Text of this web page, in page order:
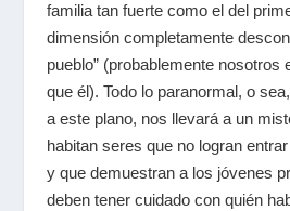
familia tan fuerte como el del
dimensión completamente
pueblo” (probablemente
que él). Todo lo paranormal, o
a este plano, nos llevará a un
habitan seres que no logran
y que demuestran a los jóvenes
deben tener cuidado con quién